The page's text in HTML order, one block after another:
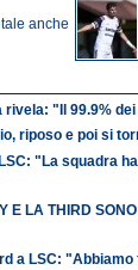
anche
rivela: "Il 99.9%
riposo e poi si
"La squadra
E LA THIRD
a LSC: